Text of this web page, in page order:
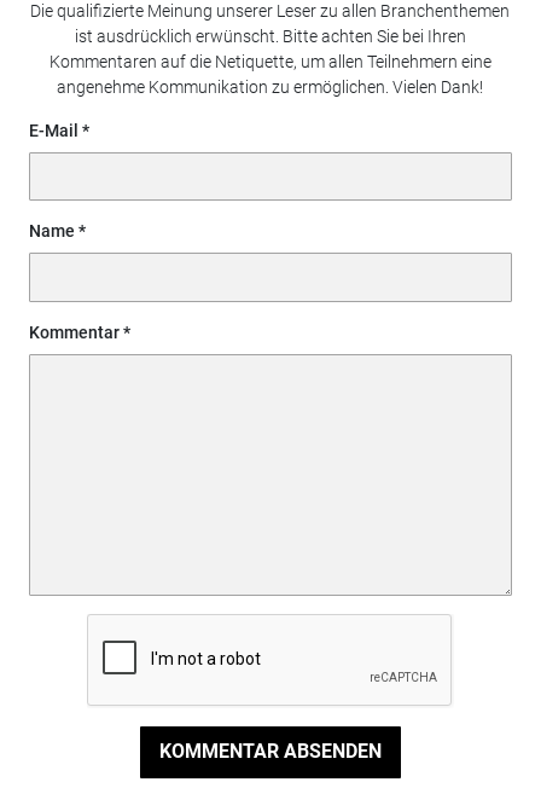
Die qualifizierte Meinung unserer Leser zu allen Branchenthemen
ist ausdrücklich erwünscht. Bitte achten Sie bei Ihren
Kommentaren auf die Netiquette, um allen Teilnehmern eine
angenehme Kommunikation zu ermöglichen. Vielen Dank!
E-Mail
Name
Kommentar
KOMMENTAR ABSENDEN